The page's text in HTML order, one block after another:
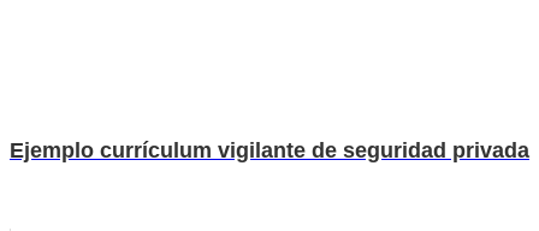
Ejemplo currículum vigilante de seguridad privada